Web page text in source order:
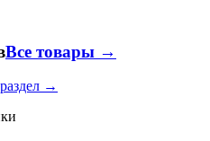
Все товары →
→